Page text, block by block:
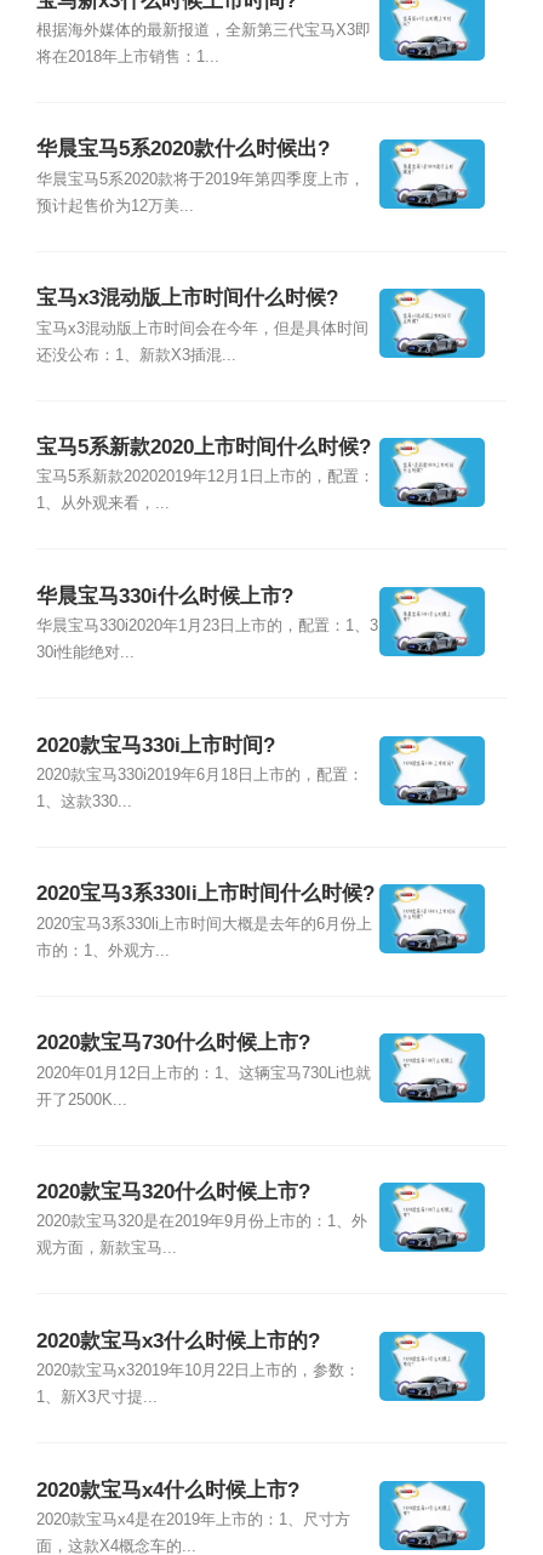
根据海外媒体的最新报道，全新第三代宝马X3即
将在2018年上市销售：1...
华晨宝马5系2020款什么时候出?
华晨宝马5系2020款将于2019年第四季度上市，
预计起售价为12万美...
宝马x3混动版上市时间什么时候?
宝马x3混动版上市时间会在今年，但是具体时间
还没公布：1、新款X3插混...
宝马5系新款2020上市时间什么时候?
宝马5系新款20202019年12月1日上市的，配置：
1、从外观来看，...
华晨宝马330i什么时候上市?
华晨宝马330i2020年1月23日上市的，配置：1、3
30i性能绝对...
2020款宝马330i上市时间?
2020款宝马330i2019年6月18日上市的，配置：
1、这款330...
2020宝马3系330li上市时间什么时候?
2020宝马3系330li上市时间大概是去年的6月份上
市的：1、外观方...
2020款宝马730什么时候上市?
2020年01月12日上市的：1、这辆宝马730Li也就
开了2500K...
2020款宝马320什么时候上市?
2020款宝马320是在2019年9月份上市的：1、外
观方面，新款宝马...
2020款宝马x3什么时候上市的?
2020款宝马x32019年10月22日上市的，参数：
1、新X3尺寸提...
2020款宝马x4什么时候上市?
2020款宝马x4是在2019年上市的：1、尺寸方
面，这款X4概念车的...